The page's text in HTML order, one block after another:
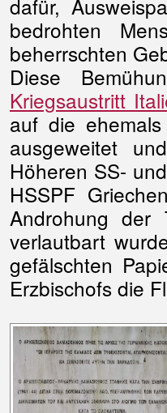
dafür,
bedrohten
beherrschten
Diese
Kriegsaustritt
auf die
ausgeweitet
Höheren SS-
HSSPF
Androhung der
verlautbart
gefälschten
Erzbischofs die